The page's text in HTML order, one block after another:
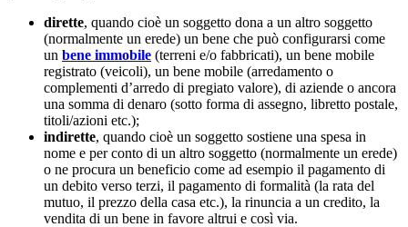
dirette, quando cioè un soggetto dona a un altro soggetto
(normalmente un erede) un bene che può configurarsi come
un bene immobile (terreni e/o fabbricati), un bene mobile
registrato (veicoli), un bene mobile (arredamento o
complementi d’arredo di pregiato valore), di aziende o ancora
una somma di denaro (sotto forma di assegno, libretto postale,
titoli/azioni etc.);
indirette, quando cioè un soggetto sostiene una spesa in
nome e per conto di un altro soggetto (normalmente un erede)
o ne procura un beneficio come ad esempio il pagamento di
un debito verso terzi, il pagamento di formalità (la rata del
mutuo, il prezzo della casa etc.), la rinuncia a un credito, la
vendita di un bene in favore altrui e così via.